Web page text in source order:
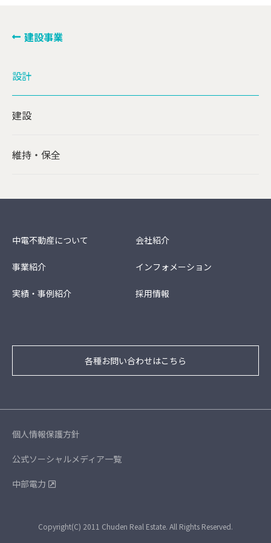
建設事業
設計
建設
維持・保全
中電不動産について
事業紹介
実績・事例紹介
会社紹介
インフォメーション
採用情報
各種お問い合わせはこちら
個人情報保護方針
公式ソーシャルメディア一覧
中部電力
Copyright(C) 2011 Chuden Real Estate. All Rights Reserved.